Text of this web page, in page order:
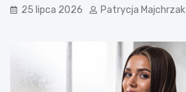
25 lipca 2026 Patrycja Majchrzak